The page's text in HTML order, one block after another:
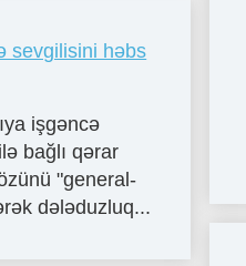
sevgilisini həbs
işgəncə
bağlı qərar
"general-
dələduzluq...